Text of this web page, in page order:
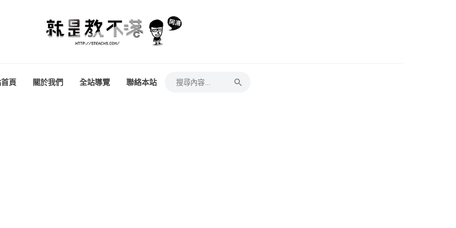
頁 關於我們 全站導覽 聯絡本站